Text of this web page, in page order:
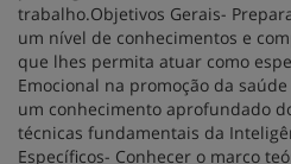
trabalho.Objetivos Gerais-
um nível de conhecimentos e
que lhes permita atuar como
Emocional na promoção da
um conhecimento aprofundado
técnicas fundamentais da
Específicos- Conhecer o marco